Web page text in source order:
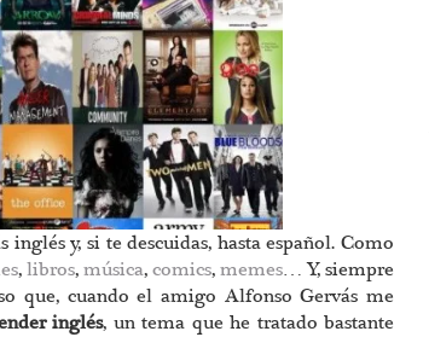
y, si te descuidas, hasta español. Como
,libros,música,comics,memes… Y, siempre
que, cuando el amigo Alfonso Gervás me
inglés, un tema que he tratado bastante